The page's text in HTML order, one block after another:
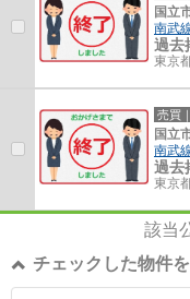
国立
南武
過去
東京
売買
国立
南武
過去
東京
該当
チェックした物件